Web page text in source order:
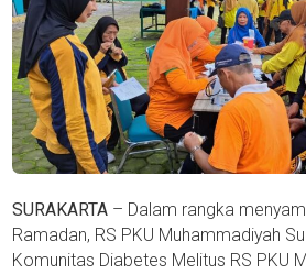
SURAKARTA– Dalam rangka
Ramadan, RS PKU Muhammadiyah
Komunitas Diabetes Melitus RS PKU